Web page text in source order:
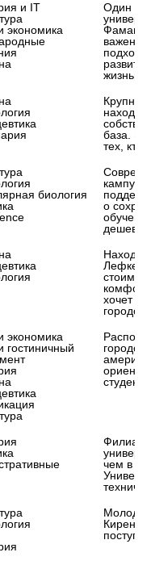
и IT
экономика
Один из
важен
подход
жизнью.
база.
тех, кто
биология
о
дешевле
Лефке.
хочет
городов.
экономика
гостиничный
городов
Филиал
чем в